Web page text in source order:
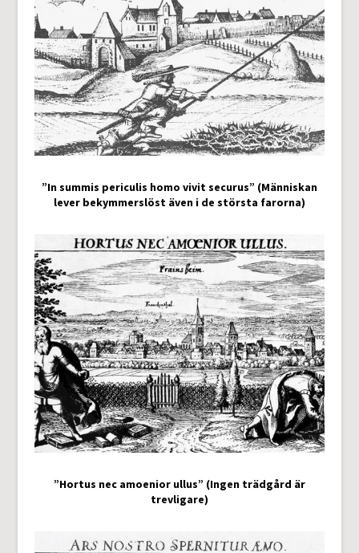
”In summis periculis homo vivit securus” (Människan
lever bekymmerslöst även i de största farorna)
”Hortus nec amoenior ullus” (Ingen trädgård är
trevligare)